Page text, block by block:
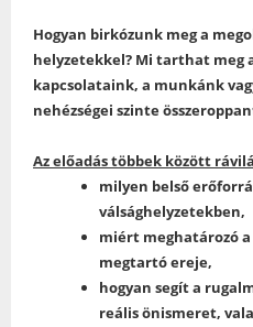
Hogyan birkózunk meg a
helyzetekkel? Mi tarthat meg
kapcsolataink, a munkánk
nehézségei szinte
Az előadás többek között
milyen belső
válsághelyzetekben,
miért meghatározó a
megtartó ereje,
hogyan segít a
reális önismeret,